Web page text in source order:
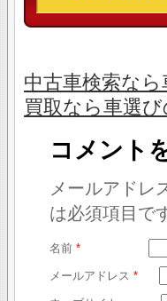
中古車検索な
買取なら車選
コメント
メールアドレ
は必須項目で
名前 *
メールアドレス *